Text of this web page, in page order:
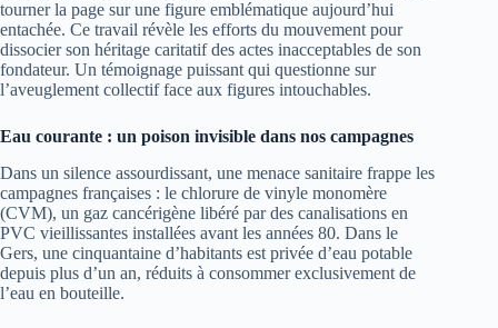
tourner la page sur une figure emblématique aujourd’hui
entachée. Ce travail révèle les efforts du mouvement pour
dissocier son héritage caritatif des actes inacceptables de son
fondateur. Un témoignage puissant qui questionne sur
l’aveuglement collectif face aux figures intouchables.
Eau courante : un poison invisible dans nos campagnes
Dans un silence assourdissant, une menace sanitaire frappe les
campagnes françaises : le chlorure de vinyle monomère
(CVM), un gaz cancérigène libéré par des canalisations en
PVC vieillissantes installées avant les années 80. Dans le
Gers, une cinquantaine d’habitants est privée d’eau potable
depuis plus d’un an, réduits à consommer exclusivement de
l’eau en bouteille.